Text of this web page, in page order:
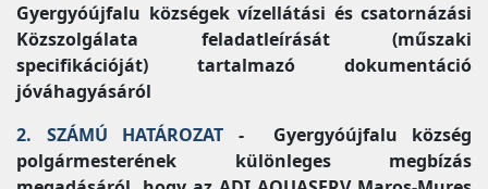
Gyergyóújfalu községek vízellátási és csatornázási
Közszolgálata feladatleírását (műszaki
specifikációját) tartalmazó dokumentáció
jóváhagyásáról
2. SZÁMÚ HATÁROZAT - Gyergyóújfalu község
polgármesterének különleges megbízás